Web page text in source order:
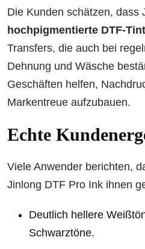
Die Kunden schätzen, dass
hochpigmentierte DTF-
Transfers, die auch bei
Dehnung und Wäsche
Geschäften helfen,
Markentreue aufzubauen.
Echte
Viele Anwender berichten,
Jinlong DTF Pro Ink ihnen
Deutlich hellere
Schwarztöne.